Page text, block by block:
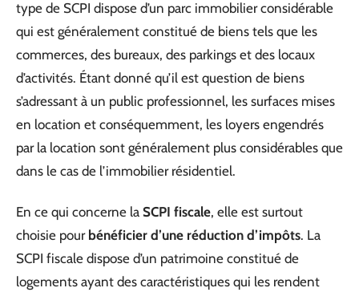
type de SCPI dispose d’un parc immobilier considérable
qui est généralement constitué de biens tels que les
commerces, des bureaux, des parkings et des locaux
d’activités. Étant donné qu’il est question de biens
s’adressant à un public professionnel, les surfaces mises
en location et conséquemment, les loyers engendrés
par la location sont généralement plus considérables que
dans le cas de l’immobilier résidentiel.
En ce qui concerne la SCPI fiscale, elle est surtout
choisie pour bénéficier d’une réduction d’impôts. La
SCPI fiscale dispose d’un patrimoine constitué de
logements ayant des caractéristiques qui les rendent